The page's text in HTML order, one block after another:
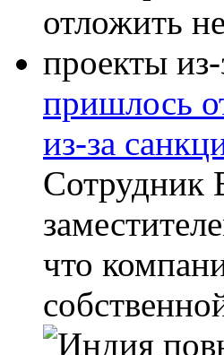
пришлось
из-за
Сотрудник
что